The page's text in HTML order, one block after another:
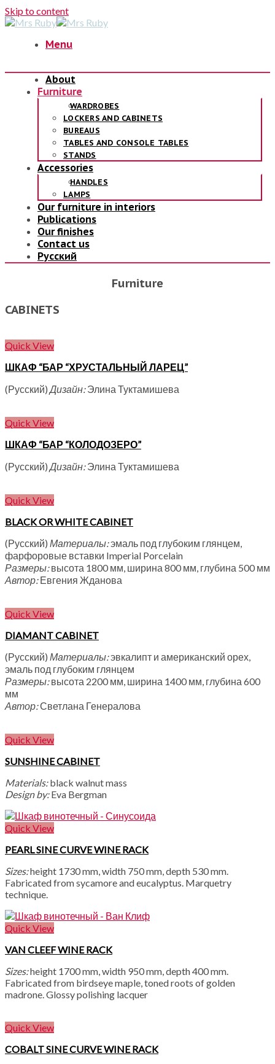
Skip to content
Menu
About
Furniture
WARDROBES
LOCKERS AND CABINETS
BUREAUS
TABLES AND CONSOLE TABLES
STANDS
Accessories
HANDLES
LAMPS
Our furniture in interiors
Publications
Our finishes
Contact us
Русский
Furniture
CABINETS
Quick View
ШКАФ “БАР “ХРУСТАЛЬНЫЙ ЛАРЕЦ”
(Русский)Дизайн:Элина Туктамишева
Quick View
ШКАФ “БАР “КОЛОДОЗЕРО”
(Русский)Дизайн:Элина Туктамишева
Quick View
BLACK OR WHITE CABINET
(Русский) Материалы:эмаль под глубоким глянцем,
фарфоровые вставки Imperial Porcelain
Размеры:высота 1800 мм, ширина 800 мм, глубина 500 мм
Автор:Евгения Жданова
Quick View
DIAMANT CABINET
(Русский) Материалы:эвкалипт и американский орех,
эмаль под глубоким глянцем
Размеры:высота 2200 мм, ширина 1400 мм, глубина 600
мм
Автор:Светлана Генералова
Quick View
SUNSHINE CABINET
Materials:black walnut mass
Design by:Eva Bergman
Quick View
PEARL SINE CURVE WINE RACK
Sizes:height 1730 mm, width 750 mm, depth 530 mm.
Fabricated from sycamore and eucalyptus. Marquetry
technique.
Quick View
VAN CLEEF WINE RACK
Sizes:height 1700 mm, width 950 mm, depth 400 mm.
Fabricated from birdseye maple, toned roots of golden
madrone. Glossy polishing lacquer
Quick View
COBALT SINE CURVE WINE RACK